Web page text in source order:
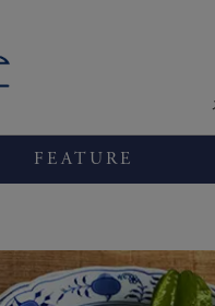
FEATURE